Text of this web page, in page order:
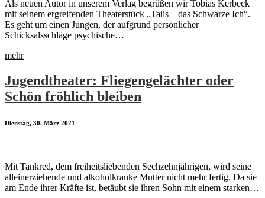
Als neuen Autor in unserem Verlag begrüßen wir Tobias Kerbeck
mit seinem ergreifenden Theaterstück „Talis – das Schwarze Ich“.
Es geht um einen Jungen, der aufgrund persönlicher
Schicksalsschläge psychische…
mehr
Jugendtheater: Fliegengelächter oder
Schön fröhlich bleiben
Dienstag, 30. März 2021
Mit Tankred, dem freiheitsliebenden Sechzehnjährigen, wird seine
alleinerziehende und alkoholkranke Mutter nicht mehr fertig. Da sie
am Ende ihrer Kräfte ist, betäubt sie ihren Sohn mit einem starken…